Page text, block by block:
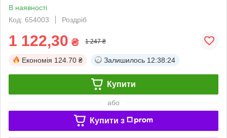
В наявності
Код: 654003
Роздріб
1 122,30 ₴ 1 247 ₴
Економія 124.70 ₴ Залишилось 12:38:23
Купити
або
Купити з